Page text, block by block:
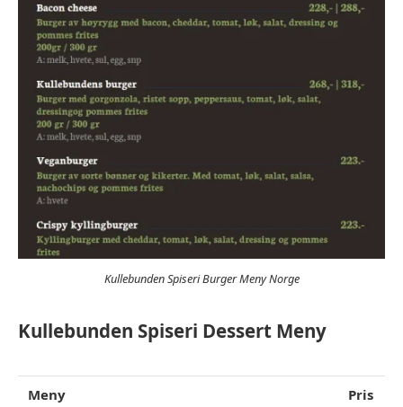
Kullebunden Spiseri Burger Meny Norge
Kullebunden Spiseri Dessert Meny
Meny Pris